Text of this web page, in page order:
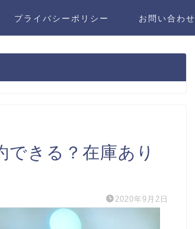
プライバシーポリシー お問い合わせ
できる？在庫あり
2020年9月2日